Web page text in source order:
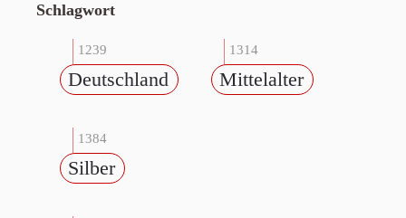
Schlagwort
1239
Deutschland
1314
Mittelalter
1384
Silber